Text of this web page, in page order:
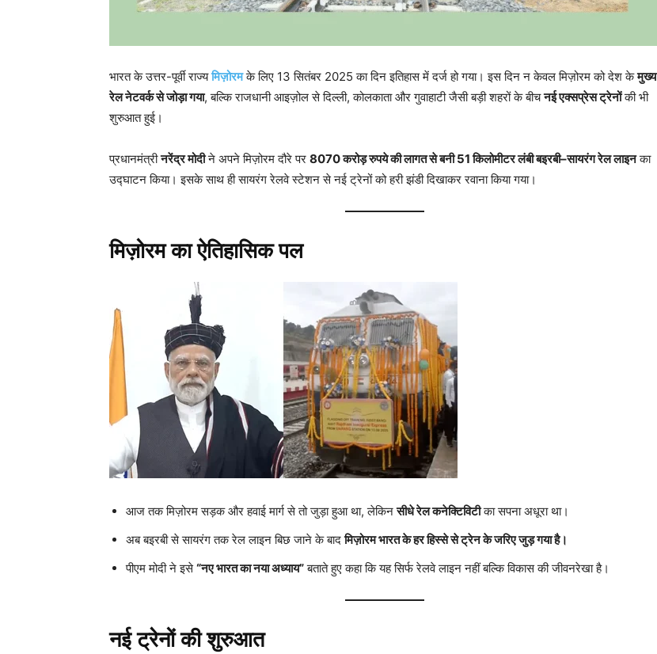
भारत के उत्तर-पूर्वी राज्यमिज़ोरम के लिए 13 सितंबर 2025 का दिन इतिहास में दर्ज हो गया। इस दिन न केवल मिज़ोरम को देश केमुख्य
रेल नेटवर्क से जोड़ा गया, बल्कि राजधानी आइज़ोल से दिल्ली, कोलकाता और गुवाहाटी जैसी बड़ी शहरों के बीचनई एक्सप्रेस ट्रेनोंकी भी
शुरुआत हुई।
प्रधानमंत्रीनरेंद्र मोदीने अपने मिज़ोरम दौरे पर 8070 करोड़ रुपये की लागत से बनी 51 किलोमीटर लंबी बइरबी–सायरंग रेल लाइनका
उद्घाटन किया। इसके साथ ही सायरंग रेलवे स्टेशन से नई ट्रेनों को हरी झंडी दिखाकर रवाना किया गया।
मिज़ोरम का ऐतिहासिक पल
आज तक मिज़ोरम सड़क और हवाई मार्ग से तो जुड़ा हुआ था, लेकिनसीधे रेल कनेक्टिविटीका सपना अधूरा था।
अब बइरबी से सायरंग तक रेल लाइन बिछ जाने के बादमिज़ोरम भारत के हर हिस्से से ट्रेन के जरिए जुड़ गया है।
पीएम मोदी ने इसे“नए भारत का नया अध्याय”बताते हुए कहा कि यह सिर्फ रेलवे लाइन नहीं बल्कि विकास की जीवनरेखा है।
नई ट्रेनों की शुरुआत